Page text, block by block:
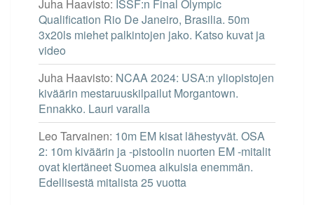
Juha Haavisto: ISSF:n Final Olympic
Qualification Rio De Janeiro, Brasilia. 50m
3x20ls miehet palkintojen jako. Katso kuvat ja
video
Juha Haavisto: NCAA 2024: USA:n yliopistojen
kiväärin mestaruuskilpailut Morgantown.
Ennakko. Lauri varalla
Leo Tarvainen: 10m EM kisat lähestyvät. OSA
2: 10m kiväärin ja -pistoolin nuorten EM -mitalit
ovat kiertäneet Suomea aikuisia enemmän.
Edellisestä mitalista 25 vuotta